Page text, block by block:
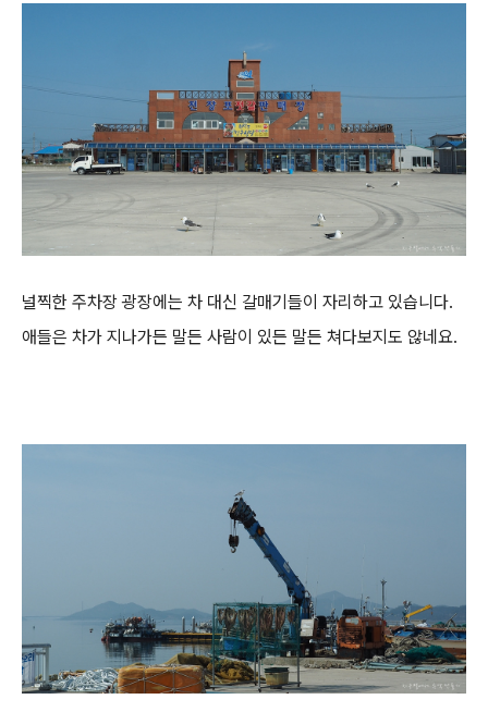
널찍한 주차장 광장에는 차 대신 갈매기들이 자리하고 있습니다.
애들은 차가 지나가든 말든 사람이 있든 말든 쳐다보지도 않네요.